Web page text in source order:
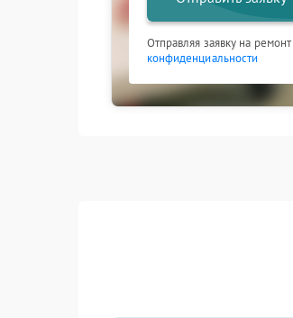
Отправляя заявку на
конфиденциальности